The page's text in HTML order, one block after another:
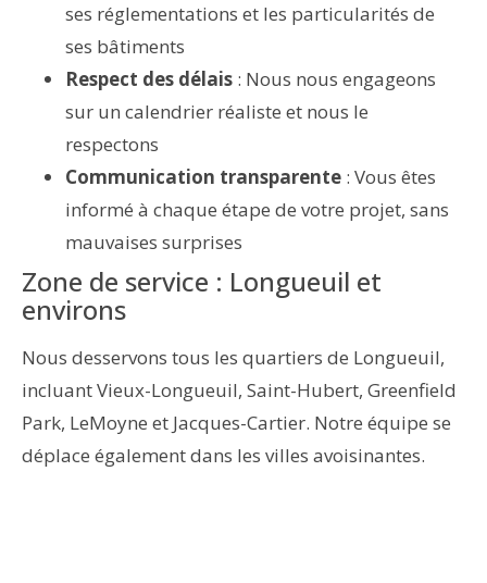
ses réglementations et les particularités de
ses bâtiments
Respect des délais : Nous nous engageons
sur un calendrier réaliste et nous le
respectons
Communication transparente : Vous êtes
informé à chaque étape de votre projet, sans
mauvaises surprises
Zone de service : Longueuil et
environs
Nous desservons tous les quartiers de Longueuil,
incluant Vieux-Longueuil, Saint-Hubert, Greenfield
Park, LeMoyne et Jacques-Cartier. Notre équipe se
déplace également dans les villes avoisinantes.